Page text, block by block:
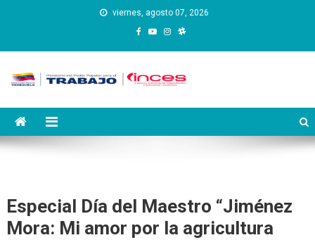
viernes, agosto 07, 2026
Instituto Nacional de
Capacitación y Educación
Especial Día del Maestro “Jiménez
Mora: Mi amor por la agricultura